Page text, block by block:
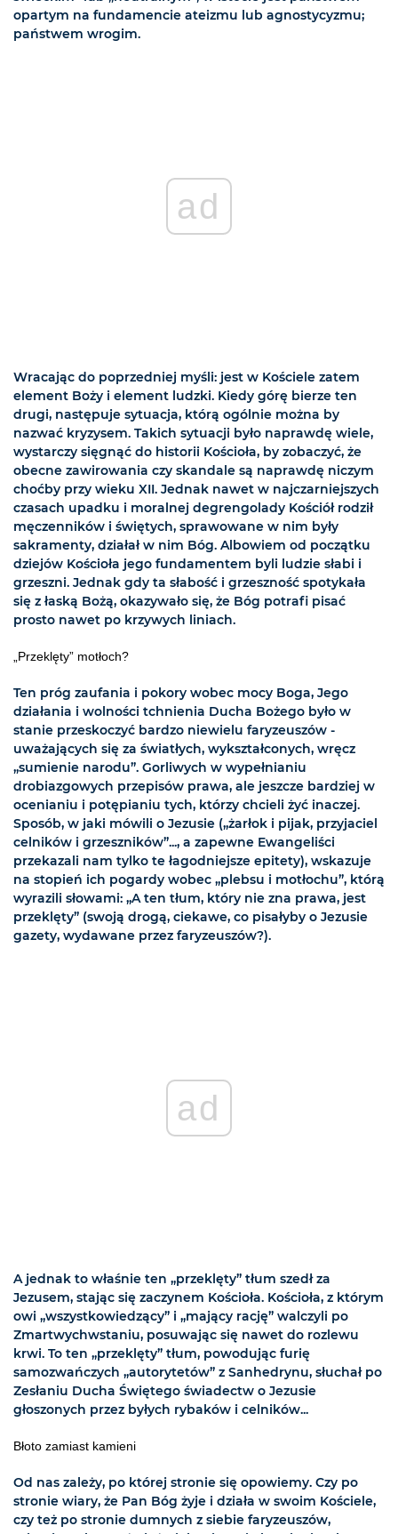
opartym na fundamencie ateizmu lub agnostycyzmu;
państwem wrogim.
ad
Wracając do poprzedniej myśli: jest w Kościele zatem
element Boży i element ludzki. Kiedy górę bierze ten
drugi, następuje sytuacja, którą ogólnie można by
nazwać kryzysem. Takich sytuacji było naprawdę wiele,
wystarczy sięgnąć do historii Kościoła, by zobaczyć, że
obecne zawirowania czy skandale są naprawdę niczym
choćby przy wieku XII. Jednak nawet w najczarniejszych
czasach upadku i moralnej degrengolady Kościół rodził
męczenników i świętych, sprawowane w nim były
sakramenty, działał w nim Bóg. Albowiem od początku
dziejów Kościoła jego fundamentem byli ludzie słabi i
grzeszni. Jednak gdy ta słabość i grzeszność spotykała
się z łaską Bożą, okazywało się, że Bóg potrafi pisać
prosto nawet po krzywych liniach.
„Przeklęty” motłoch?
Ten próg zaufania i pokory wobec mocy Boga, Jego
działania i wolności tchnienia Ducha Bożego było w
stanie przeskoczyć bardzo niewielu faryzeuszów -
uważających się za światłych, wykształconych, wręcz
„sumienie narodu”. Gorliwych w wypełnianiu
drobiazgowych przepisów prawa, ale jeszcze bardziej w
ocenianiu i potępianiu tych, którzy chcieli żyć inaczej.
Sposób, w jaki mówili o Jezusie („żarłok i pijak, przyjaciel
celników i grzeszników”..., a zapewne Ewangeliści
przekazali nam tylko te łagodniejsze epitety), wskazuje
na stopień ich pogardy wobec „plebsu i motłochu”, którą
wyrazili słowami: „A ten tłum, który nie zna prawa, jest
przeklęty” (swoją drogą, ciekawe, co pisałyby o Jezusie
gazety, wydawane przez faryzeuszów?).
ad
A jednak to właśnie ten „przeklęty” tłum szedł za
Jezusem, stając się zaczynem Kościoła. Kościoła, z którym
owi „wszystkowiedzący” i „mający rację” walczyli po
Zmartwychwstaniu, posuwając się nawet do rozlewu
krwi. To ten „przeklęty” tłum, powodując furię
samozwańczych „autorytetów” z Sanhedrynu, słuchał po
Zesłaniu Ducha Świętego świadectw o Jezusie
głoszonych przez byłych rybaków i celników...
Błoto zamiast kamieni
Od nas zależy, po której stronie się opowiemy. Czy po
stronie wiary, że Pan Bóg żyje i działa w swoim Kościele,
czy też po stronie dumnych z siebie faryzeuszów,